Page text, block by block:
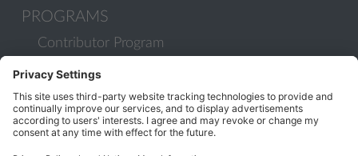
PROGRAMS
Contributor Program
Partner Program
COMMUNITY